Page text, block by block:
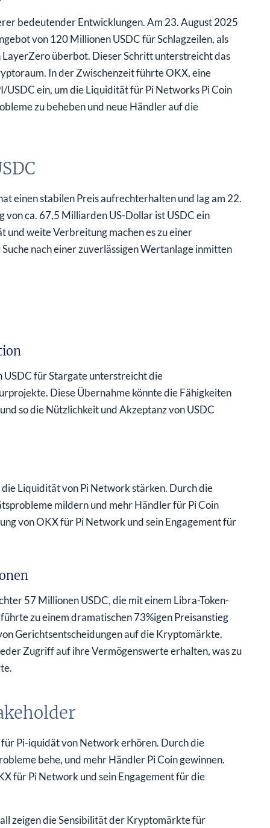
bedeutender Entwicklungen. Am 23. August 2025
von 120 Millionen USDC für Schlagzeilen, als
überbot. Dieser Schritt unterstreicht das
In der Zwischenzeit führte OKX, eine
ein, um die Liquidität für Pi Networks Pi Coin
zu beheben und neue Händler auf die
einen stabilen Preis aufrechterhalten und lag am 22.
ca. 67,5 Milliarden US-Dollar ist USDC ein
weite Verbreitung machen es zu einer
nach einer zuverlässigen Wertanlage inmitten
für Stargate unterstreicht die
Diese Übernahme könnte die Fähigkeiten
so die Nützlichkeit und Akzeptanz von USDC
Liquidität von Pi Network stärken. Durch die
mildern und mehr Händler für Pi Coin
von OKX für Pi Network und sein Engagement für
57 Millionen USDC, die mit einem Libra-Token-
zu einem dramatischen 73%igen Preisanstieg
Gerichtsentscheidungen auf die Kryptomärkte.
Zugriff auf ihre Vermögenswerte erhalten, was zu
Pi-iquidät von Network erhören. Durch die
behe, und mehr Händler Pi Coin gewinnen.
für Pi Network und sein Engagement für die
zeigen die Sensibilität der Kryptomärkte für